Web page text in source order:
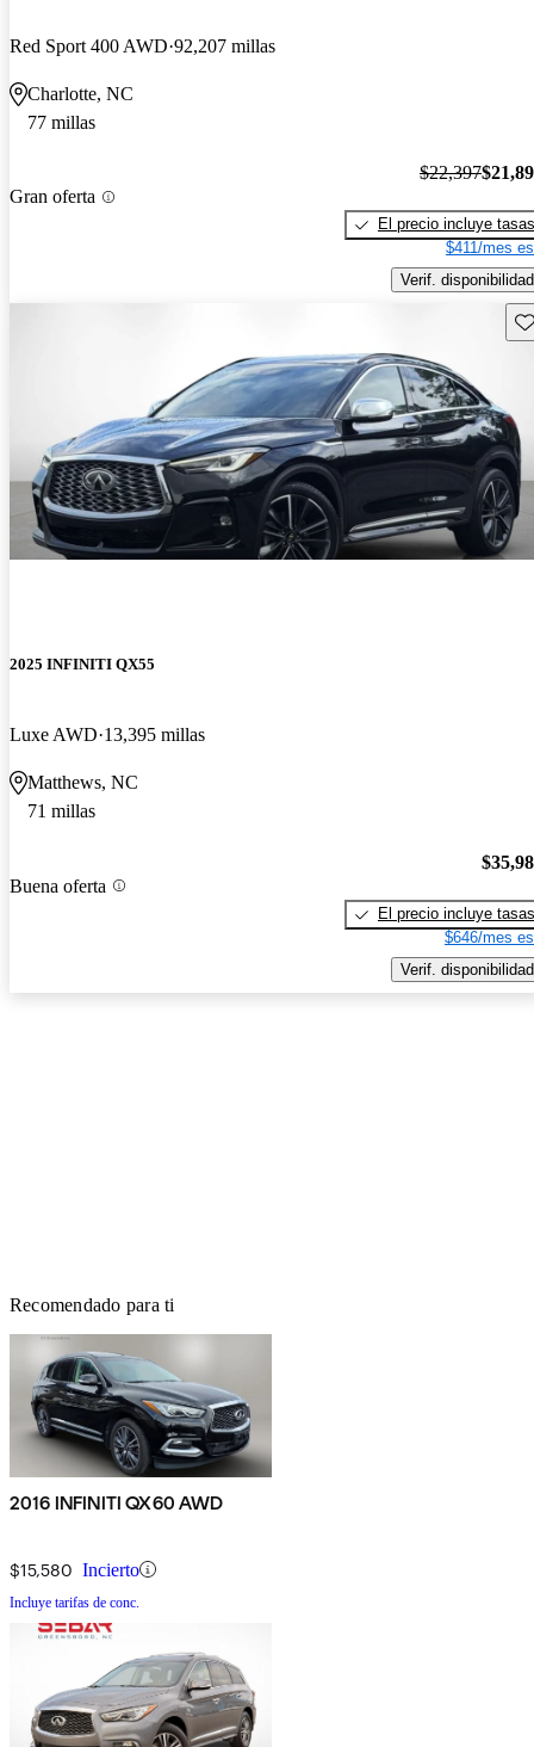
Red Sport 400 AWD 92,207 millas
Charlotte, NC
77 millas
Gran oferta
$22,397
El precio incluye tasas
$411/mes
Verif. disponibilidad
2025 INFINITI QX55
Luxe AWD 13,395 millas
Matthews, NC
71 millas
Buena oferta
El precio incluye tasas
$646/mes
Verif. disponibilidad
Recomendado para ti
2016 INFINITI QX60 AWD
$15,580 Incierto
Incluye tarifas de conc.